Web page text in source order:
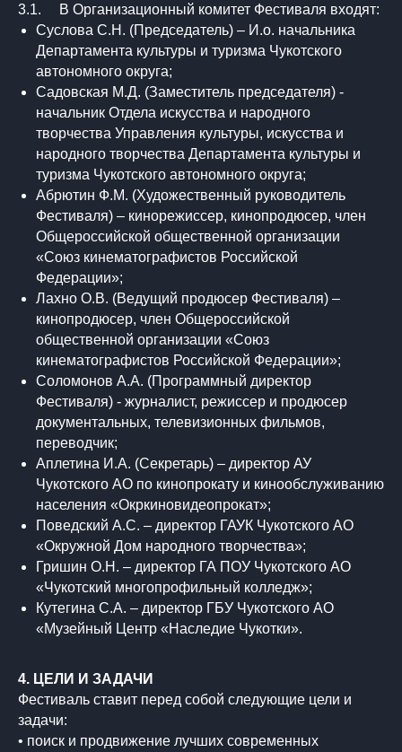
3.1. В Организационный комитет Фестиваля входят:
Суслова С.Н. (Председатель) – И.о. начальника
Департамента культуры и туризма Чукотского
автономного округа;
Садовская М.Д. (Заместитель председателя) -
начальник Отдела искусства и народного
творчества Управления культуры, искусства и
народного творчества Департамента культуры и
туризма Чукотского автономного округа;
Абрютин Ф.М. (Художественный руководитель
Фестиваля) – кинорежиссер, кинопродюсер, член
Общероссийской общественной организации
«Союз кинематографистов Российской
Федерации»;
Лахно О.В. (Ведущий продюсер Фестиваля) –
кинопродюсер, член Общероссийской
общественной организации «Союз
кинематографистов Российской Федерации»;
Соломонов А.А. (Программный директор
Фестиваля) - журналист, режиссер и продюсер
документальных, телевизионных фильмов,
переводчик;
Аплетина И.А. (Секретарь) – директор АУ
Чукотского АО по кинопрокату и кинообслуживанию
населения «Окркиновидеопрокат»;
Поведский А.С. – директор ГАУК Чукотского АО
«Окружной Дом народного творчества»;
Гришин О.Н. – директор ГА ПОУ Чукотского АО
«Чукотский многопрофильный колледж»;
Кутегина С.А. – директор ГБУ Чукотского АО
«Музейный Центр «Наследие Чукотки».
4. ЦЕЛИ И ЗАДАЧИ
Фестиваль ставит перед собой следующие цели и
задачи:
• поиск и продвижение лучших современных